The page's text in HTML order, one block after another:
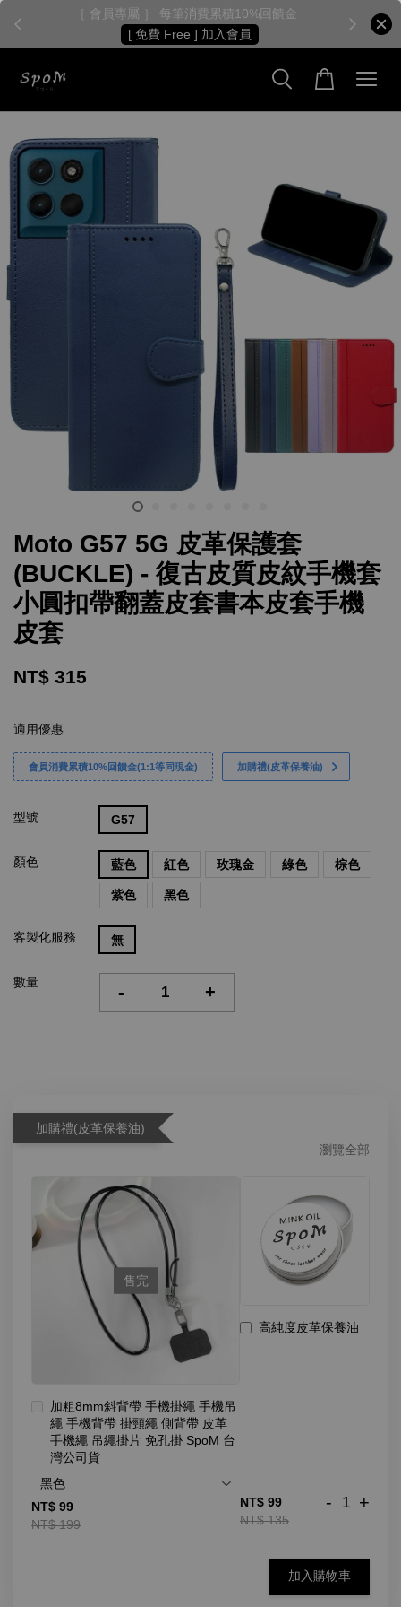
［ 會員專屬 ］ 每筆消費累積10%回饋金
[ 免費 Free ] 加入會員
Moto G57 5G 皮革保護套
(BUCKLE) - 復古皮質皮紋手機套
小圓扣帶翻蓋皮套書本皮套手機
皮套
NT$ 315
適用優惠
會員消費累積10%回饋金(1:1等同現金) 加購禮(皮革保養油)
型號 G57
顏色 藍色 紅色 玫瑰金 綠色 棕色
紫色 黑色
客製化服務 無
數量 - +
加購禮(皮革保養油)
瀏覽全部
售完
加粗8mm斜背帶 手機掛繩 手機吊
繩 手機背帶 掛頸繩 側背帶 皮革
手機繩 吊繩掛片 免孔掛 SpoM 台
灣公司貨
NT$ 99
NT$ 199
高純度皮革保養油
NT$ 99
NT$ 135
- +
加入購物車